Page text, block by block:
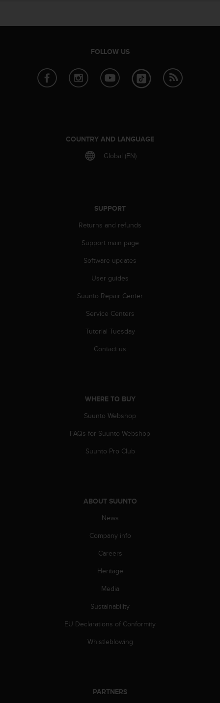
FOLLOW US
COUNTRY AND LANGUAGE
Global (EN)
SUPPORT
Returns and refunds
Support main page
Software updates
User guides
Suunto Repair Center
Service Centers
Tutorial Tuesday
Contact us
WHERE TO BUY
Suunto Webshop
FAQs for Suunto Webshop
Suunto Pro Club
ABOUT SUUNTO
News
Company info
Careers
Heritage
Media
Sustainability
EU Declarations of Conformity
Whistleblowing
PARTNERS